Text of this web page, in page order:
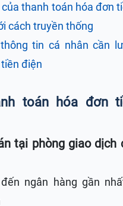
thanh toán hóa đơn
cách truyền thống
tin cá nhân cần
điện
toán hóa đơn
tại phòng giao dịch
ngân hàng gần